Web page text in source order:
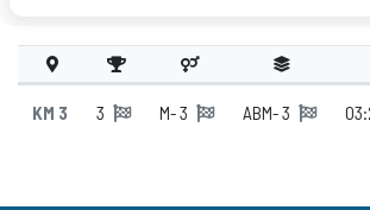
KM 3 3 M- 3 ABM- 3